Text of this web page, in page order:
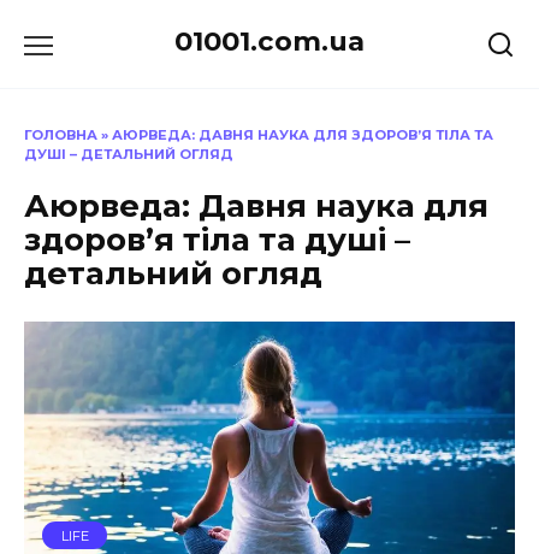
до
01001.com.ua
ГОЛОВНА » АЮРВЕДА: ДАВНЯ НАУКА ДЛЯ ЗДОРОВ’Я ТІЛА ТА
ДУШІ – ДЕТАЛЬНИЙ ОГЛЯД
Аюрведа: Давня наука для
здоров’я тіла та душі –
детальний огляд
LIFE